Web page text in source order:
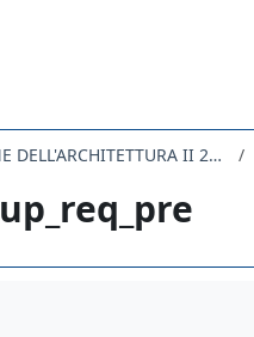
LABORATORIO DI COSTRUZIONE DELL'ARCHITETTURA II 2020